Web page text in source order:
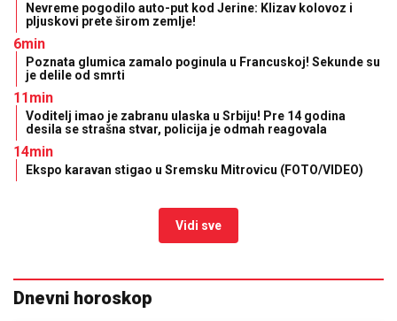
Nevreme pogodilo auto-put kod Jerine: Klizav kolovoz i
pljuskovi prete širom zemlje!
6min
Poznata glumica zamalo poginula u Francuskoj! Sekunde su
je delile od smrti
11min
Voditelj imao je zabranu ulaska u Srbiju! Pre 14 godina
desila se strašna stvar, policija je odmah reagovala
14min
Ekspo karavan stigao u Sremsku Mitrovicu (FOTO/VIDEO)
Vidi sve
Dnevni horoskop